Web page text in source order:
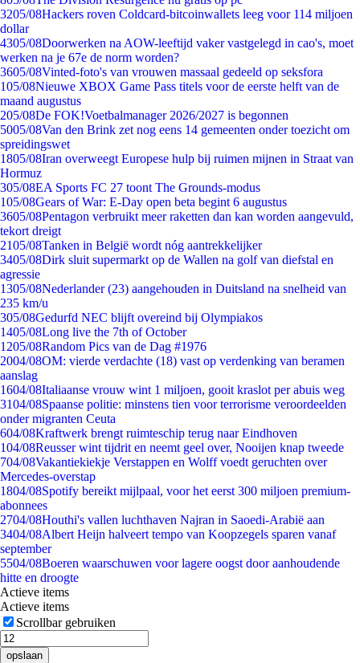
3205/08Hackers roven Coldcard-bitcoinwallets leeg voor 114 miljoen
dollar
4305/08Doorwerken na AOW-leeftijd vaker vastgelegd in cao's, moet
werken na je 67e de norm worden?
3605/08Vinted-foto's van vrouwen massaal gedeeld op seksfora
105/08Nieuwe XBOX Game Pass titels voor de eerste helft van de
maand augustus
205/08De FOK!Voetbalmanager 2026/2027 is begonnen
5005/08Van den Brink zet nog eens 14 gemeenten onder toezicht om
spreidingswet
1805/08Iran overweegt Europese hulp bij ruimen mijnen in Straat van
Hormuz
305/08EA Sports FC 27 toont The Grounds-modus
105/08Gears of War: E-Day open beta begint 6 augustus
3605/08Pentagon verbruikt meer raketten dan kan worden aangevuld,
tekort dreigt
2105/08Tanken in België wordt nóg aantrekkelijker
3405/08Dirk sluit supermarkt op de Wallen na golf van diefstal en
agressie
1305/08Nederlander (23) aangehouden in Duitsland na snelheid van
235 km/u
305/08Gedurfd NEC blijft overeind bij Olympiakos
1405/08Long live the 7th of October
1205/08Random Pics van de Dag #1976
2004/08OM: vierde verdachte (18) vast op verdenking van beramen
aanslag
1604/08Italiaanse vrouw wint 1 miljoen, gooit kraslot per abuis weg
3104/08Spaanse politie: minstens tien voor terrorisme veroordeelden
onder migranten Ceuta
604/08Kraftwerk brengt ruimteschip terug naar Eindhoven
104/08Reusser wint tijdrit en neemt geel over, Nooijen knap tweede
704/08Vakantiekiekje Verstappen en Wolff voedt geruchten over
Mercedes-overstap
1804/08Spotify bereikt mijlpaal, voor het eerst 300 miljoen premium-
abonnees
2704/08Houthi's vallen luchthaven Najran in Saoedi-Arabië aan
3404/08Albert Heijn halveert tempo van Koopzegels sparen vanaf
september
5504/08Boeren waarschuwen voor lagere oogst door aanhoudende
hitte en droogte
Actieve items
Actieve items
Scrollbar gebruiken
opslaan